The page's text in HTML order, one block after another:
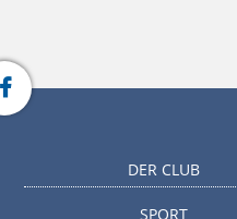
DER CLUB
SPORT